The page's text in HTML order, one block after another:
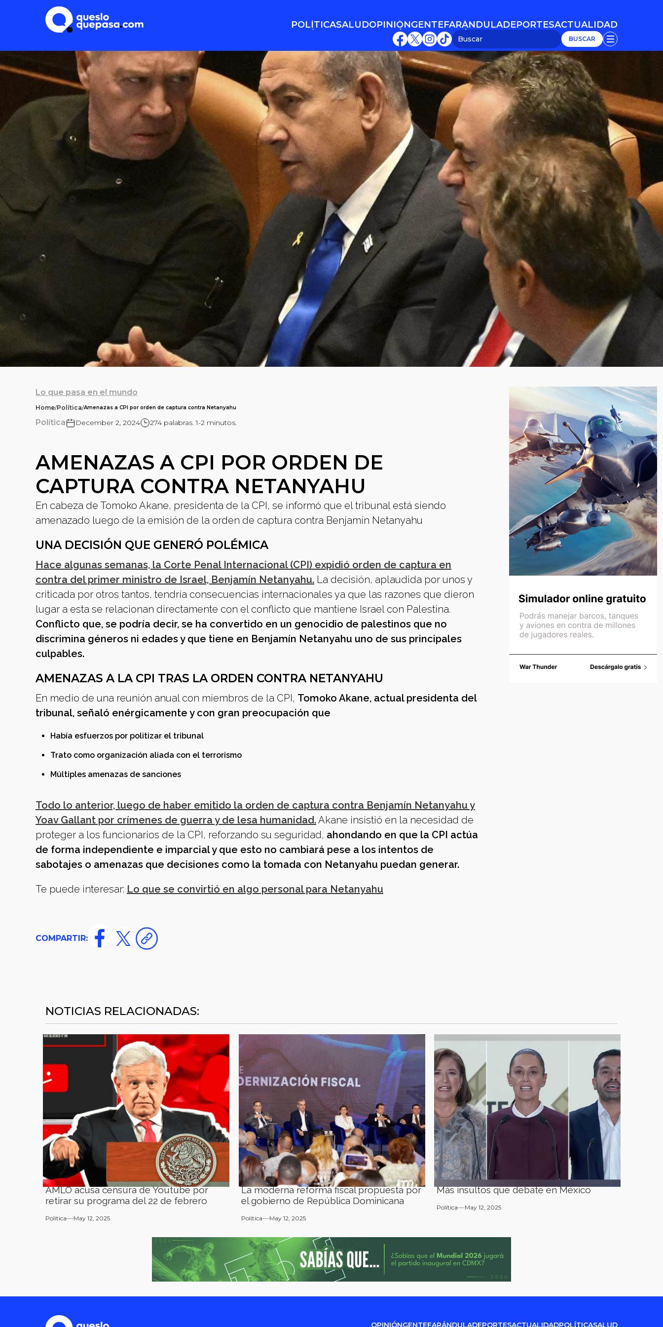
POLÍTICASALUDOPINIÓN
OPINIÓN
GENTE
GENTE
FARÁNDULA
FARÁNDULA
DEPORTESACTUALIDAD
ACTUALIDAD
Lo que pasa en el mundo
Home/Política/Amenazas a CPI por orden de captura contra Netanyahu
Política December 2, 2024 274 palabras. 1-2 minutos.
AMENAZAS A CPI POR ORDEN DE
CAPTURA CONTRA NETANYAHU
En cabeza de Tomoko Akane, presidenta de la CPI, se informó que el tribunal está siendo
amenazado luego de la emisión de la orden de captura contra Benjamín Netanyahu
UNA DECISIÓN QUE GENERÓ POLÉMICA
Hace algunas semanas, la Corte Penal Internacional (CPI) expidió orden de captura en
contra del primer ministro de Israel, Benjamín Netanyahu. La decisión, aplaudida por unos y
criticada por otros tantos, tendría consecuencias internacionales ya que las razones que dieron
lugar a esta se relacionan directamente con el conflicto que mantiene Israel con Palestina.
Conflicto que, se podría decir, se ha convertido en un genocidio de palestinos que no
discrimina géneros ni edades y que tiene en Benjamín Netanyahu uno de sus principales
culpables.
AMENAZAS A LA CPI TRAS LA ORDEN CONTRA NETANYAHU
En medio de una reunión anual con miembros de la CPI, Tomoko Akane, actual presidenta del
tribunal, señaló enérgicamente y con gran preocupación que
Había esfuerzos por politizar el tribunal
Trato como organización aliada con el terrorismo
Múltiples amenazas de sanciones
Todo lo anterior, luego de haber emitido la orden de captura contra Benjamín Netanyahu y
Yoav Gallant por crímenes de guerra y de lesa humanidad.Akane insistió en la necesidad de
proteger a los funcionarios de la CPI, reforzando su seguridad, ahondando en que la CPI actúa
de forma independiente e imparcial y que esto no cambiará pese a los intentos de
sabotajes o amenazas que decisiones como la tomada con Netanyahu puedan generar.
Te puede interesar: Lo que se convirtió en algo personal para Netanyahu
COMPARTIR:
NOTICIAS RELACIONADAS:
AMLO acusa censura de Youtube por
retirar su programa del 22 de febrero
Política May 12, 2025
La moderna reforma fiscal propuesta por
el gobierno de República Dominicana
Política May 12, 2025
Más insultos que debate en México
Política May 12, 2025
OPINIÓNGENTEFARÁNDULADEPORTESACTUALIDADPOLÍTICASALUD